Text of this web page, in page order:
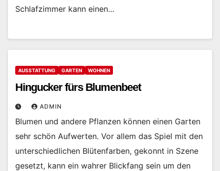
Schlafzimmer kann einen…
AUSSTATTUNG GARTEN WOHNEN
Hingucker fürs Blumenbeet
ADMIN
Blumen und andere Pflanzen können einen Garten
sehr schön Aufwerten. Vor allem das Spiel mit den
unterschiedlichen Blütenfarben, gekonnt in Szene
gesetzt, kann ein wahrer Blickfang sein um den